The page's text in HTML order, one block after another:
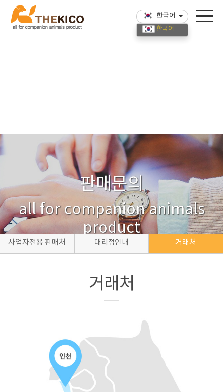
한국어
한국어
판매문의
all for companion animals
product
사업자전용 판매처 대리점안내 거래처
거래처